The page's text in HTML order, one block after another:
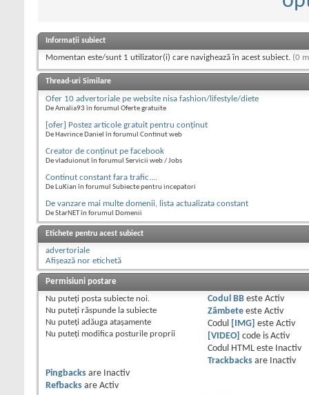
Informații subiect
Momentan este/sunt 1 utilizator(i) care navighează în acest subiect. (0
Thread-uri Similare
Ofer 10 advertoriale pe website nisa fashion/lifestyle/diete
De Amalia93 în forumul Oferte gratuite
[ofer] Postez articole gratuit pentru conținut
De Havrince Daniel în forumul Continut web
Creator de conținut pe facebook
De vladuionut în forumul Servicii web / Jobs
Continut constant fara trafic....
De LuKian în forumul Subiecte pentru incepatori
De vanzare mai multe domenii, lista actualizata constant
De StarNET în forumul Domenii
Etichete pentru acest subiect
advertoriale
Afișează nor etichetă
Permisiuni postare
Nu puteţi posta subiecte noi.
Nu puteţi răspunde la subiecte
Nu puteţi adăuga ataşamente
Nu puteţi modifica posturile proprii
Codul BBeste Activ
Zâmbeteeste Activ
Codul
[IMG] este Activ
[VIDEO]
code is Activ
Codul HTML este
Inactiv
Trackbacksare
Inactiv
Pingbacks are
Inactiv
Refbacks are Activ